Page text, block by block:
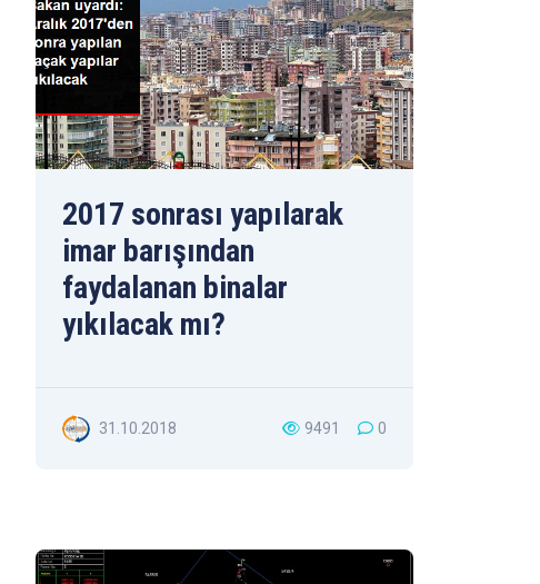
2017 sonrası yapılarak
imar barışından
faydalanan binalar
yıkılacak mı?
31.10.2018 9491 0